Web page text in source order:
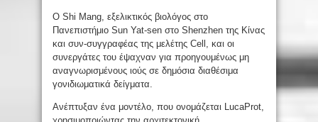
Ο Shi Mang, εξελικτικός βιολόγος στο
Πανεπιστήμιο Sun Yat-sen στο Shenzhen της Κίνας
και συν-συγγραφέας της μελέτης Cell, και οι
συνεργάτες του έψαχναν για προηγουμένως μη
αναγνωρισμένους ιούς σε δημόσια διαθέσιμα
γονιδιωματικά δείγματα.
Ανέπτυξαν ένα μοντέλο, που ονομάζεται LucaProt,